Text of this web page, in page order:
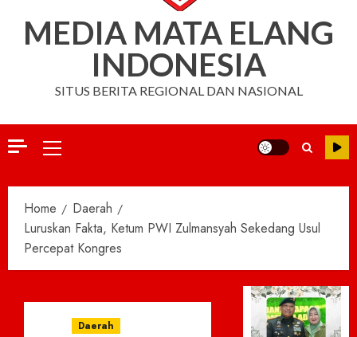
MEDIA MATA ELANG
INDONESIA
SITUS BERITA REGIONAL DAN NASIONAL
Primary
Home
Daerah
Luruskan Fakta, Ketum PWI Zulmansyah Sekedang Usul
Percepat Kongres
Daerah